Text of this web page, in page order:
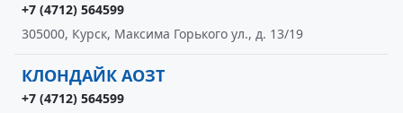
+7 (4712) 564599
305000, Курск, Максима Горького ул., д. 13/19
КЛОНДАЙК АОЗТ
+7 (4712) 564599